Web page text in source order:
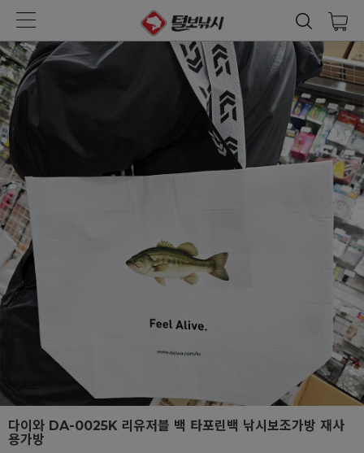
다이와 DA-0025K 리유저블 백 타포린백 낚시보조가방 재사
용가방